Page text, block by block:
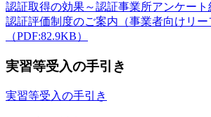
認証取得の効果～認証事業所アンケート
認証評価制度のご案内（事業者向けリー
（PDF:82.9KB）
実習等受入の手引き
実習等受入の手引き